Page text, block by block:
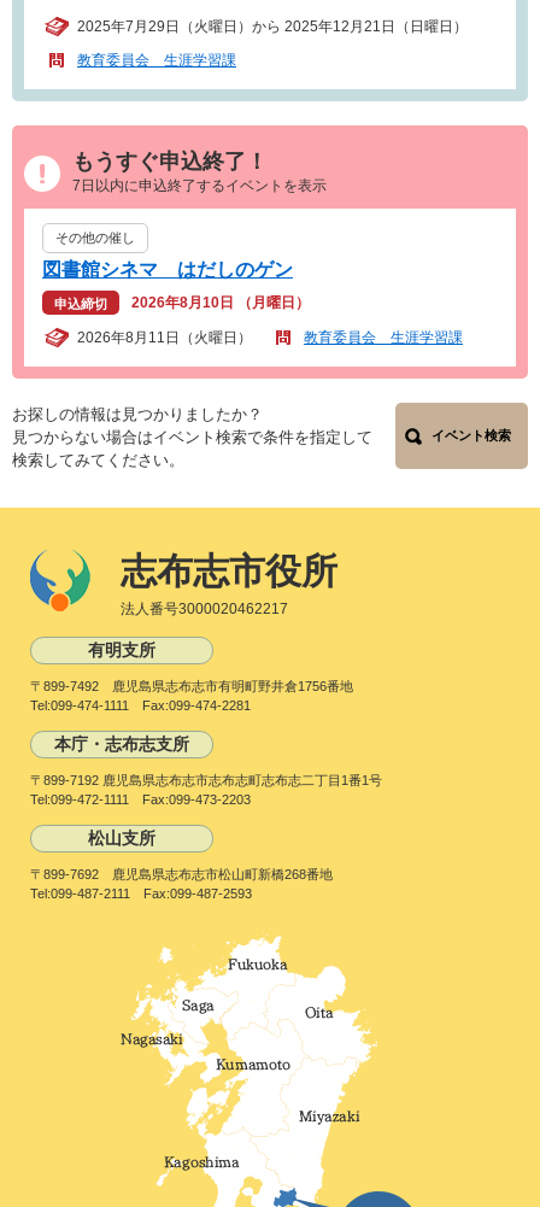
2025年7月29日（火曜日）から 2025年12月21日（日曜日）
教育委員会 生涯学習課
もうすぐ申込終了！
7日以内に申込終了するイベントを表示
その他の催し
図書館シネマ はだしのゲン
申込締切 2026年8月10日 （月曜日）
2026年8月11日（火曜日） 教育委員会 生涯学習課
お探しの情報は見つかりましたか？
見つからない場合はイベント検索で条件を指定して
検索してみてください。
イベント検索
志布志市役所
法人番号3000020462217
有明支所
〒899-7492 鹿児島県志布志市有明町野井倉1756番地
Tel:099-474-1111 Fax:099-474-2281
本庁・志布志支所
〒899-7192 鹿児島県志布志市志布志町志布志二丁目1番1号
Tel:099-472-1111 Fax:099-473-2203
松山支所
〒899-7692 鹿児島県志布志市松山町新橋268番地
Tel:099-487-2111 Fax:099-487-2593